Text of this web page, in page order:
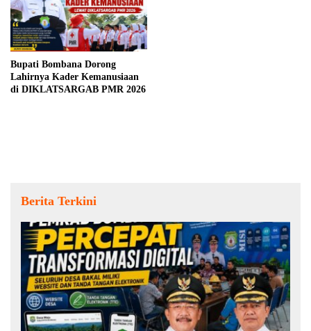
Bupati Bombana Dorong
Lahirnya Kader Kemanusiaan
di DIKLATSARGAB PMR 2026
Berita Terkini